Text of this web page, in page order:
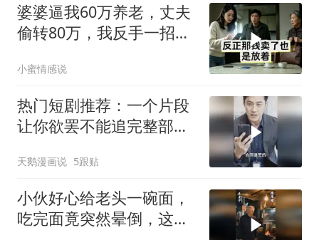
婆婆逼我60万养老，丈夫
偷转80万，我反手一招他
小蜜情感说
热门短剧推荐：一个片段
让你欲罢不能追完整部好
天鹅漫画说 5跟贴
小伙好心给老头一碗面，
吃完面竟突然晕倒，这下